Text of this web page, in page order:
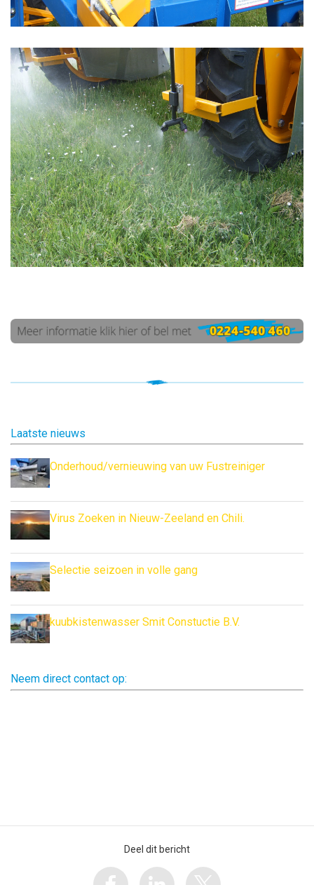
Laatste nieuws
Onderhoud/vernieuwing van uw Fustreiniger
Virus Zoeken in Nieuw-Zeeland en Chili.
Selectie seizoen in volle gang
kuubkistenwasser Smit Constuctie B.V.
Neem direct contact op:
Deel dit bericht